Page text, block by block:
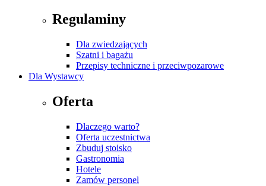
Regulaminy
Dla zwiedzających
Szatni i bagażu
Przepisy techniczne i przeciwpozarowe
Dla Wystawcy
Oferta
Dlaczego warto?
Oferta uczestnictwa
Zbuduj stoisko
Gastronomia
Hotele
Zamów personel